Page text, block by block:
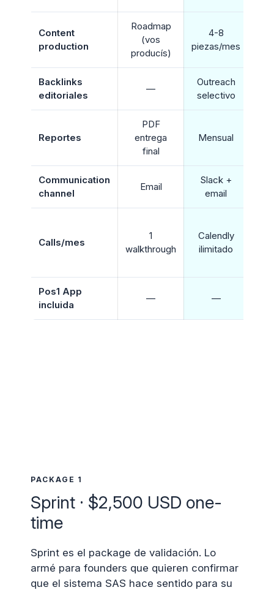
Content
production
Roadmap
(vos
producís)
4-8
piezas/mes
Backlinks
editoriales
—
Outreach
selectivo
Reportes
PDF
entrega
final
Mensual
Communication
channel
Email
Slack +
email
Calls/mes
1
walkthrough
Calendly
ilimitado
Pos1 App
incluida
— —
PACKAGE 1
Sprint · $2,500 USD one-
time
Sprint es el package de validación. Lo
armé para founders que quieren confirmar
que el sistema SAS hace sentido para su